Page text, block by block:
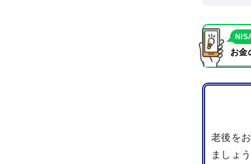
お金
老後を
ましょ